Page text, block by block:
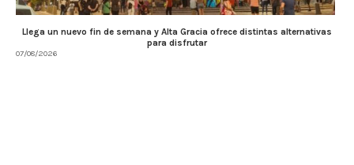
Llega un nuevo fin de semana y Alta Gracia ofrece distintas alternativas
para disfrutar
07/08/2026